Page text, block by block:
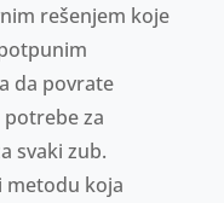
rešenjem koje
da povrate
za
svaki zub.
metodu koja